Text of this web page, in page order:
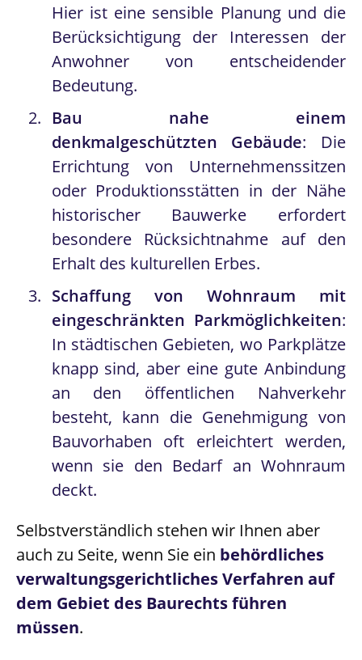
Hier ist eine sensible Planung und die
Berücksichtigung der Interessen der
Anwohner von entscheidender
Bedeutung.
Bau nahe einem
denkmalgeschützten Gebäude: Die
Errichtung von Unternehmenssitzen
oder Produktionsstätten in der Nähe
historischer Bauwerke erfordert
besondere Rücksichtnahme auf den
Erhalt des kulturellen Erbes.
Schaffung von Wohnraum mit
eingeschränkten Parkmöglichkeiten:
In städtischen Gebieten, wo Parkplätze
knapp sind, aber eine gute Anbindung
an den öffentlichen Nahverkehr
besteht, kann die Genehmigung von
Bauvorhaben oft erleichtert werden,
wenn sie den Bedarf an Wohnraum
deckt.
Selbstverständlich stehen wir Ihnen aber
auch zu Seite, wenn Sie ein behördliches
verwaltungsgerichtliches Verfahren auf
dem Gebiet des Baurechts führen
müssen.